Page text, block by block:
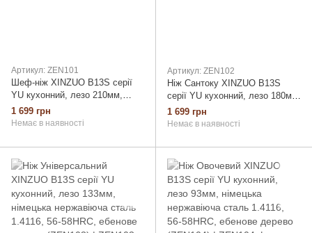
Артикул: ZEN101
Шеф-ніж XINZUO B13S серії
YU кухонний, лезо 210мм,
німецька нержавіюча сталь
1.4116, 56-58HRC, ебенове
1 699 грн
Немає в наявності
Артикул: ZEN102
Ніж Сантоку XINZUO B13S
серії YU кухонний, лезо 180мм,
німецька нержавіюча сталь
1.4116, 56-58HRC, ебенове
1 699 грн
Немає в наявності